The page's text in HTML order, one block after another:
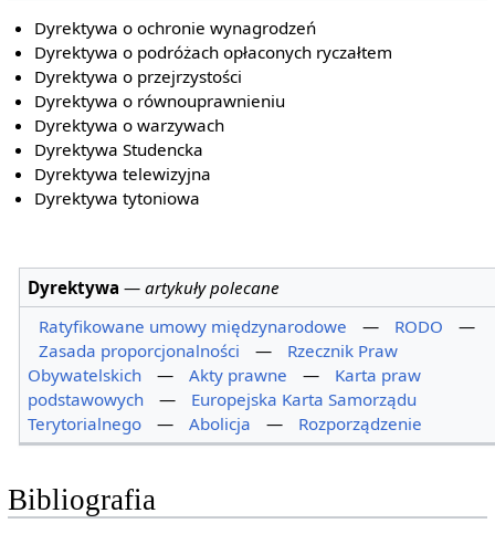
Dyrektywa o ochronie wynagrodzeń
Dyrektywa o podróżach opłaconych ryczałtem
Dyrektywa o przejrzystości
Dyrektywa o równouprawnieniu
Dyrektywa o warzywach
Dyrektywa Studencka
Dyrektywa telewizyjna
Dyrektywa tytoniowa
Dyrektywa —artykuły polecane
Ratyfikowane umowy międzynarodowe
— RODO
—
Zasada proporcjonalności
—
Rzecznik Praw
Obywatelskich
— Akty prawne —
Karta praw
podstawowych
—
Europejska Karta Samorządu
Terytorialnego
— Abolicja — Rozporządzenie
Bibliografia